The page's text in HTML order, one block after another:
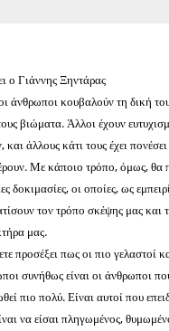
ο Γιάννης Ξηντάρας
άνθρωποι κουβαλούν τη δική
βιώματα. Άλλοι έχουν
και άλλους κάτι τους έχει
Με κάποιο τρόπο, όμως, θα
δοκιμασίες, οι οποίες, ως
τον τρόπο σκέψης μας και
μας.
προσέξει πως οι πιο γελαστοί
συνήθως είναι οι άνθρωποι
πιο πολύ. Είναι αυτοί που
να είσαι πληγωμένος,